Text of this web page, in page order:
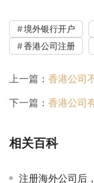
境外银行开户
香港公司注册
上一篇： 香港公司不
下一篇： 香港公司
相关百科
注册海外公司后